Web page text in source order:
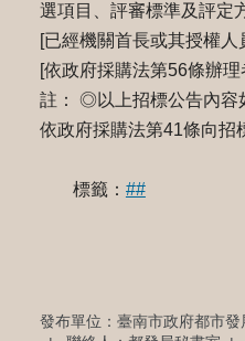
選項目、評審標準及評定
[已經機關首長或其授權人
[依政府採購法第56條辦
註： ◎以上招標公告內容
依政府採購法第41條向招
標籤： ##
發布單位：臺南市政府都市發